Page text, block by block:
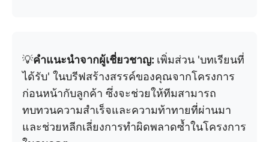
💡คำแนะนำจากผู้เชี่ยวชาญ: เพิ่มส่วน 'บทเรียนที่
ได้รับ' ในบรีฟสร้างสรรค์ของคุณจากโครงการ
ก่อนหน้ากับลูกค้า ซึ่งจะช่วยให้ทีมสามารถ
ทบทวนความสำเร็จและความท้าทายที่ผ่านมา
และช่วยหลีกเลี่ยงการทำผิดพลาดซ้ำในโครงการ